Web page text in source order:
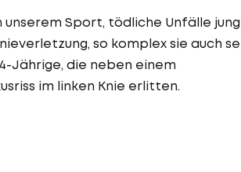
Sport, tödliche Unfälle
so komplex sie auch
Jährige, die neben einem
im linken Knie erlitten.